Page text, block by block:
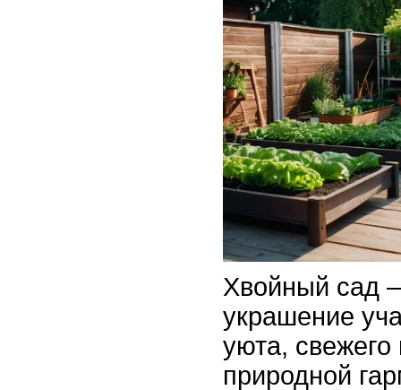
Хвойный сад
украшение
уюта, свежего
природной